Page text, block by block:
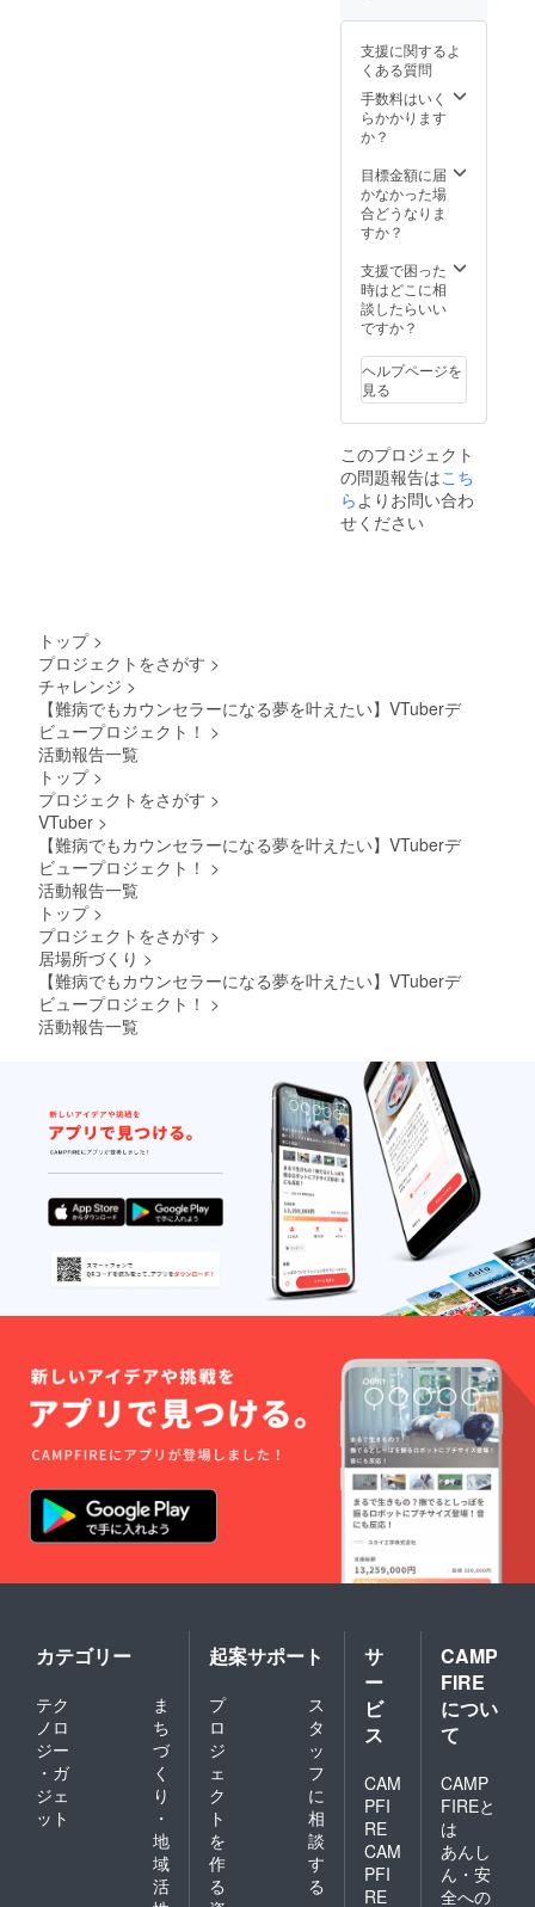
てしまうリットリンクは
作っていません)・天癒ここ
な live2d 動く姿の公開(10月
頃)・天癒ここな デビュー初
配信(1月頃)のスケジュール
で、全てクリエイター様に
手配済みです！よろしくお
願いします！
て掲載
に、流
したい
お名前
を備考
願いし
ます！
・直筆
り致し
ます。
(宛名と
して書
しいお
名前を
お教え
下さい️)
信内で
す！ 掲
載方
法：配
信のエ
ンド
として
お名前
が流れ
ます(文
期間：
アカウ
ントが
存続す
アーカ
イブに
て掲載
※支援時
したい
お名前
を備考
欄に記
載をお
ここな
ビュー
配信後
しま
す。こ
にて 直
接お話
をする
ことが
可能で
す。 そ
の他楽
しんで
いただ
ける企
画もご
用意さ
せて 頂
きます
支援に関するよ
くある質問
手数料はいく
らかかります
か？
目標金額に届
かなかった場
合どうなりま
すか？
支援で困った
時はどこに相
談したらいい
ですか？
ヘルプページを
見る
このプロジェクト
の問題報告はこち
ら よりお問い合わ
せください
トップ >
プロジェクトをさがす >
チャレンジ >
【難病でもカウンセラーになる夢を叶えたい】VTuberデ
ビュープロジェクト！ >
活動報告一覧
トップ >
プロジェクトをさがす >
VTuber >
【難病でもカウンセラーになる夢を叶えたい】VTuberデ
ビュープロジェクト！ >
活動報告一覧
トップ >
プロジェクトをさがす >
居場所づくり >
【難病でもカウンセラーになる夢を叶えたい】VTuberデ
ビュープロジェクト！ >
活動報告一覧
カテゴリー
テク
ノロ
ジー
・ガ
ジェ
ット
ま
ち
づ
く
り
・
地
域
活
起案サポート
プ
ロ
ジ
ェ
ク
ト
を
作
る
ス
タ
ッ
フ
に
相
談
す
る
サ
ー
ビ
ス
CAM
PFI
RE
CAM
PFI
RE
CAMP
FIRE
につい
て
CAMP
FIREと
は
あんし
ん・安
全への